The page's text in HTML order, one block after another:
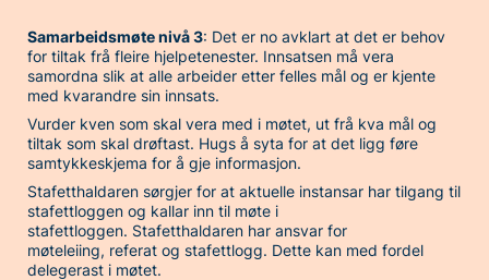
Samarbeidsmøte nivå 3: Det er no avklart at det er behov
for tiltak frå fleire hjelpetenester. Innsatsen må vera
samordna slik at alle arbeider etter felles mål og er kjente
med kvarandre sin innsats.
Vurder kven som skal vera med i møtet, ut frå kva mål og
tiltak som skal drøftast. Hugs å syta for at det ligg føre
samtykkeskjema for å gje informasjon.
Stafetthaldaren sørgjer for at aktuelle instansar har tilgang til
stafettloggen og kallar inn til møte i
stafettloggen. Stafetthaldaren har ansvar for
møteleiing, referat og stafettlogg. Dette kan med fordel
delegerast i møtet.